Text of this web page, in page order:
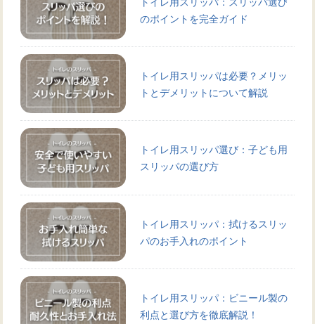
のポイントを完全ガイド
トイレ用スリッパは必要？メリッ
トとデメリットについて解説
トイレ用スリッパ選び：子ども用
スリッパの選び方
トイレ用スリッパ：拭けるスリッ
パのお手入れのポイント
トイレ用スリッパ：ビニール製の
利点と選び方を徹底解説！